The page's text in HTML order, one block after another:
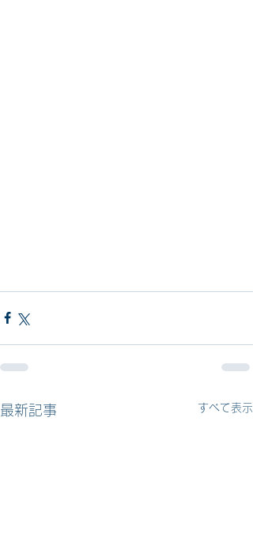
最新記事 すべて表示